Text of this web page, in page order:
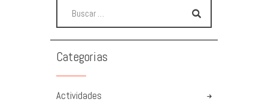
Categorias
Actividades